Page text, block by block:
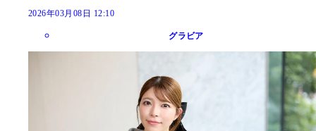
2026年03月08日 12:10
グラビア